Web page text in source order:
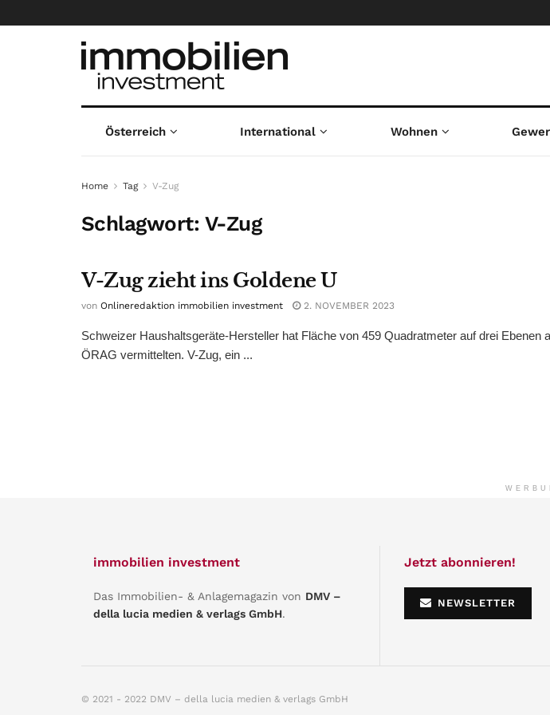
Österreich International Wohnen
Home Tag V-Zug
Schlagwort: V-Zug
V-Zug zieht ins Goldene U
von Onlineredaktion immobilien investment 2. NOVEMBER 2023
Schweizer Haushaltsgeräte-Hersteller hat Fläche von 459 Quadratmeter auf drei Ebenen
ÖRAG vermittelten. V-Zug, ein ...
immobilien investment
Das Immobilien- & Anlagemagazin von DMV –
della lucia medien & verlags GmbH.
Jetzt abonnieren!
NEWSLETTER
© 2021 - 2022 DMV – della lucia medien & verlags GmbH